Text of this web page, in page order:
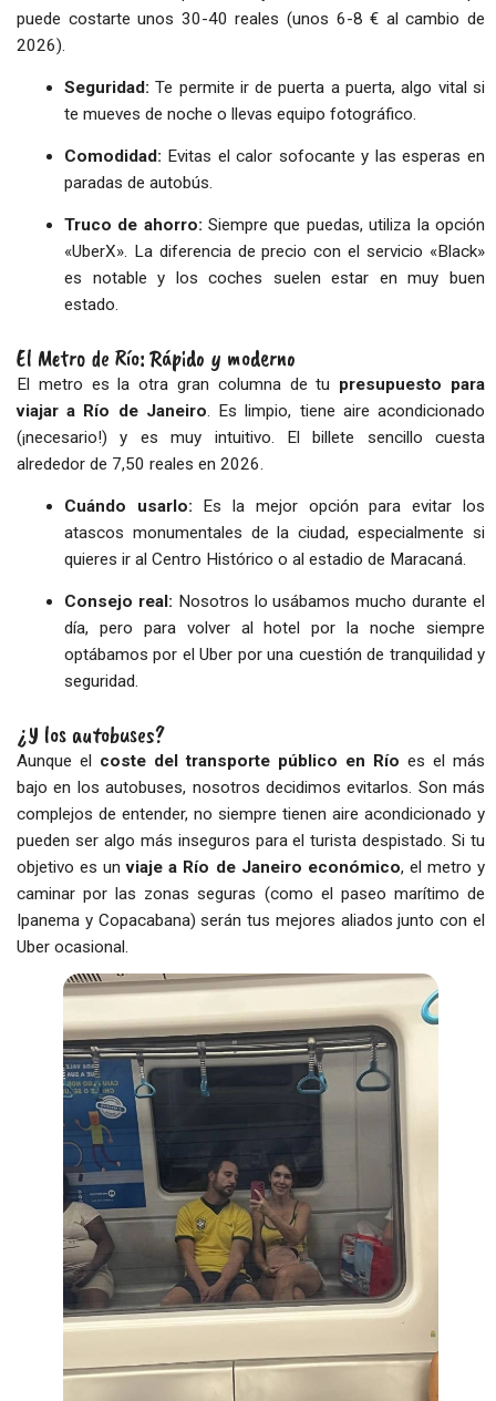
puede costarte unos 30-40 reales (unos 6-8 € al cambio de
2026).
Seguridad: Te permite ir de puerta a puerta, algo vital si
te mueves de noche o llevas equipo fotográfico.
Comodidad: Evitas el calor sofocante y las esperas en
paradas de autobús.
Truco de ahorro: Siempre que puedas, utiliza la opción
«UberX». La diferencia de precio con el servicio «Black»
es notable y los coches suelen estar en muy buen
estado.
El Metro de Río: Rápido y moderno
El metro es la otra gran columna de tu presupuesto para
viajar a Río de Janeiro. Es limpio, tiene aire acondicionado
(¡necesario!) y es muy intuitivo. El billete sencillo cuesta
alrededor de 7,50 reales en 2026.
Cuándo usarlo: Es la mejor opción para evitar los
atascos monumentales de la ciudad, especialmente si
quieres ir al Centro Histórico o al estadio de Maracaná.
Consejo real: Nosotros lo usábamos mucho durante el
día, pero para volver al hotel por la noche siempre
optábamos por el Uber por una cuestión de tranquilidad y
seguridad.
¿Y los autobuses?
Aunque el coste del transporte público en Río es el más
bajo en los autobuses, nosotros decidimos evitarlos. Son más
complejos de entender, no siempre tienen aire acondicionado y
pueden ser algo más inseguros para el turista despistado. Si tu
objetivo es unviaje a Río de Janeiro económico, el metro y
caminar por las zonas seguras (como el paseo marítimo de
Ipanema y Copacabana) serán tus mejores aliados junto con el
Uber ocasional.